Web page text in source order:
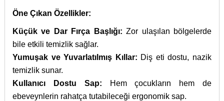
Öne Çıkan Özellikler:
Küçük ve Dar Fırça Başlığı: Zor ulaşılan bölgelerde
bile etkili temizlik sağlar.
Yumuşak ve Yuvarlatılmış Kıllar: Diş eti dostu, nazik
temizlik sunar.
Kullanıcı Dostu Sap: Hem çocukların hem de
ebeveynlerin rahatça tutabileceği ergonomik sap.